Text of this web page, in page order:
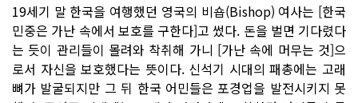
19세기 말 한국을 여행했던 영국의 비숍(Bishop) 여사는 [한국
민중은 가난 속에서 보호를 구한다]고 썼다. 돈을 벌면 기다렸다
는 듯이 관리들이 몰려와 착취해 가니 [가난 속에 머무는 것]으
로서 자신을 보호했다는 뜻이다. 신석기 시대의 패총에는 고래
뼈가 발굴되지만 그 뒤 한국 어민들은 포경업을 발전시키지 못